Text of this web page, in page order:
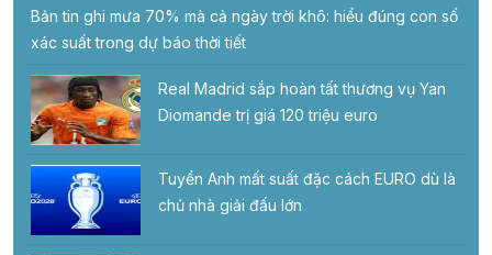
Bản tin ghi mưa 70% mà cả ngày trời khô: hiểu đúng con số
xác suất trong dự báo thời tiết
Real Madrid sắp hoàn tất thương vụ Yan
Diomande trị giá 120 triệu euro
Tuyển Anh mất suất đặc cách EURO dù là
chủ nhà giải đấu lớn